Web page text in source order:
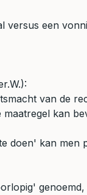
een
van de
kan
doen' kan